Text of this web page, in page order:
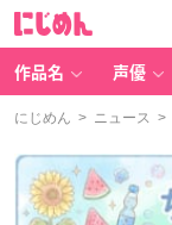
作品名 声優
にじめん > ニュース >